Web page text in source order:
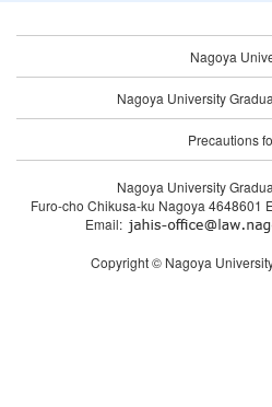
Nagoya
Nagoya University
Precautions
Nagoya University
Furo-cho Chikusa-ku Nagoya 4648601
Email:
Copyright © Nagoya